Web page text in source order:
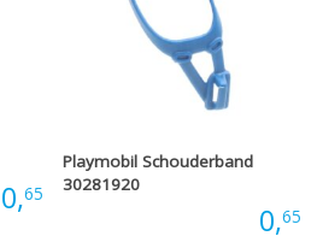
0,65
Playmobil Schouderband
30281920
0,65